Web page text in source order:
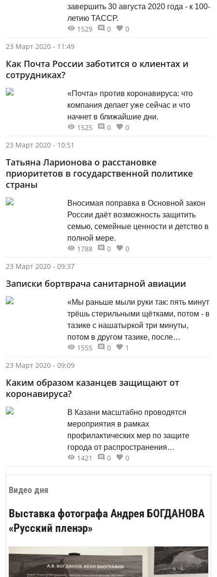
Видео дня
Выставка фотографа Андрея БОГДАНОВА
«Русский пленэр»
завершить 30 августа 2020 года - к 100-
летию ТАССР.
1529 0
0
23 Март 2020 - 11:49
Как Почта России заботится о клиентах и
сотрудниках?
«Почта» против коронавируса: что
компания делает уже сейчас и что
начнет в ближайшие дни.
1525 0
0
23 Март 2020 - 10:51
Татьяна Ларионова о расстановке
приоритетов в государственной политике
страны
Вносимая поправка в Основной закон
России даёт возможность защитить
семью, семейные ценности и детство в
полной мере.
1788 0
0
23 Март 2020 - 09:37
Записки бортврача санитарной авиации
«Мы раньше мыли руки так: пять минут
трёшь стерильными щётками, потом - в
тазике с нашатыркой три минуты,
потом в другом тазике, после
обрабатываешь йодом, вдобавок
перчатки»…»
1555 0
1
23 Март 2020 - 09:09
Каким образом казанцев защищают от
коронавируса?
В Казани масштабно проводятся
мероприятия в рамках
профилактических мер по защите
города от распространения
коронавирусной инфекции.
1421 0 0